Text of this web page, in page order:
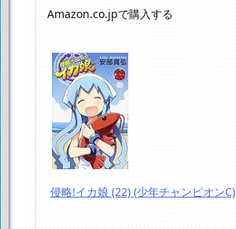
Amazon.co.jpで購入する
侵略!イカ娘 (22) (少年チャンピオンC)